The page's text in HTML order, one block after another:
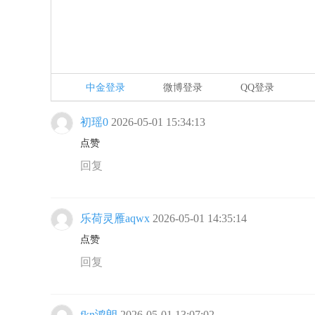
中金登录 微博登录 QQ登录
初瑶0 2026-05-01 15:34:13
点赞
回复
乐荷灵雁aqwx 2026-05-01 14:35:14
点赞
回复